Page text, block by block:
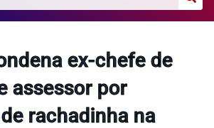
Políticaex-chefe de
assessor por
rachadinha na